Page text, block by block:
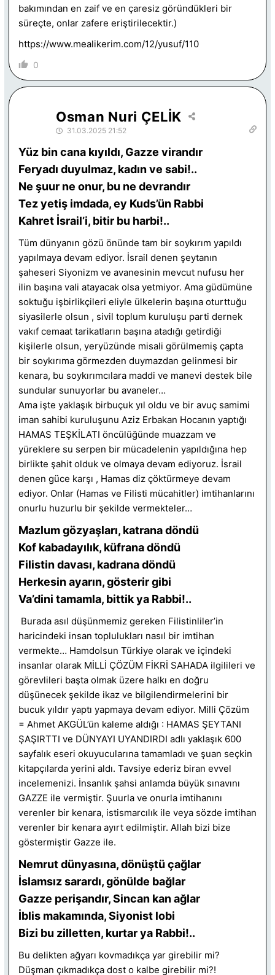
bakımından en zaif ve en çaresiz göründükleri bir
süreçte, onlar zafere eriştirilecektir.)
https://www.mealikerim.com/12/yusuf/110
0
Osman Nuri ÇELİK
31.03.2025 21:52
Yüz bin cana kıyıldı, Gazze virandır
Feryadı duyulmaz, kadın ve sabi!..
Ne şuur ne onur, bu ne devrandır
Tez yetiş imdada, ey Kuds’ün Rabbi
Kahret İsrail’i, bitir bu harbi!..
Tüm dünyanın gözü önünde tam bir soykırım yapıldı
yapılmaya devam ediyor. İsrail denen şeytanın
şaheseri Siyonizm ve avanesinin mevcut nufusu her
ilin başına vali atayacak olsa yetmiyor. Ama güdümüne
soktuğu işbirlikçileri eliyle ülkelerin başına oturttuğu
siyasilerle olsun , sivil toplum kuruluşu parti dernek
vakıf cemaat tarikatların başına atadığı getirdiği
kişilerle olsun, yeryüzünde misali görülmemiş çapta
bir soykırıma görmezden duymazdan gelinmesi bir
kenara, bu soykırımcılara maddi ve manevi destek bile
sundular sunuyorlar bu avaneler…
Ama işte yaklaşık birbuçuk yıl oldu ve bir avuç samimi
iman sahibi kuruluşunu Aziz Erbakan Hocanın yaptığı
HAMAS TEŞKİLATI öncülüğünde muazzam ve
yüreklere su serpen bir mücadelenin yapıldığına hep
birlikte şahit olduk ve olmaya devam ediyoruz. İsrail
denen güce karşı , Hamas diz çöktürmeye devam
ediyor. Onlar (Hamas ve Filisti mücahitler) imtihanlarını
onurlu huzurlu bir şekilde vermekteler…
Mazlum gözyaşları, katrana döndü
Kof kabadayılık, küfrana döndü
Filistin davası, kadrana döndü
Herkesin ayarın, gösterir gibi
Va’dini tamamla, bittik ya Rabbi!..
Burada asıl düşünmemiz gereken Filistinliler’in
haricindeki insan toplulukları nasıl bir imtihan
vermekte… Hamdolsun Türkiye olarak ve içindeki
insanlar olarak MİLLİ ÇÖZÜM FİKRİ SAHADA ilgilileri ve
görevlileri başta olmak üzere halkı en doğru
düşünecek şekilde ikaz ve bilgilendirmelerini bir
bucuk yıldır yaptı yapmaya devam ediyor. Milli Çözüm
= Ahmet AKGÜL’ün kaleme aldığı : HAMAS ŞEYTANI
ŞAŞIRTTI ve DÜNYAYI UYANDIRDI adlı yaklaşık 600
sayfalık eseri okuyucularına tamamladı ve şuan seçkin
kitapçılarda yerini aldı. Tavsiye ederiz biran evvel
incelemenizi. İnsanlık şahsi anlamda büyük sınavını
GAZZE ile vermiştir. Şuurla ve onurla imtihanını
verenler bir kenara, istismarcılık ile veya sözde imtihan
verenler bir kenara ayırt edilmiştir. Allah bizi bize
göstermiştir Gazze ile.
Nemrut dünyasına, dönüştü çağlar
İslamsız sarardı, gönülde bağlar
Gazze perişandır, Sincan kan ağlar
İblis makamında, Siyonist lobi
Bizi bu zilletten, kurtar ya Rabbi!..
Bu delikten ağyarı kovmadıkça yar girebilir mi?
Düşman çıkmadıkça dost o kalbe girebilir mi?!